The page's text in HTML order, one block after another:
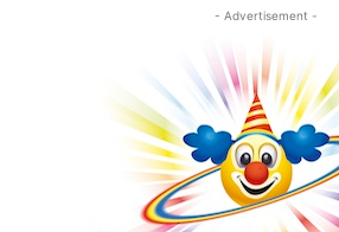
- Advertisement -